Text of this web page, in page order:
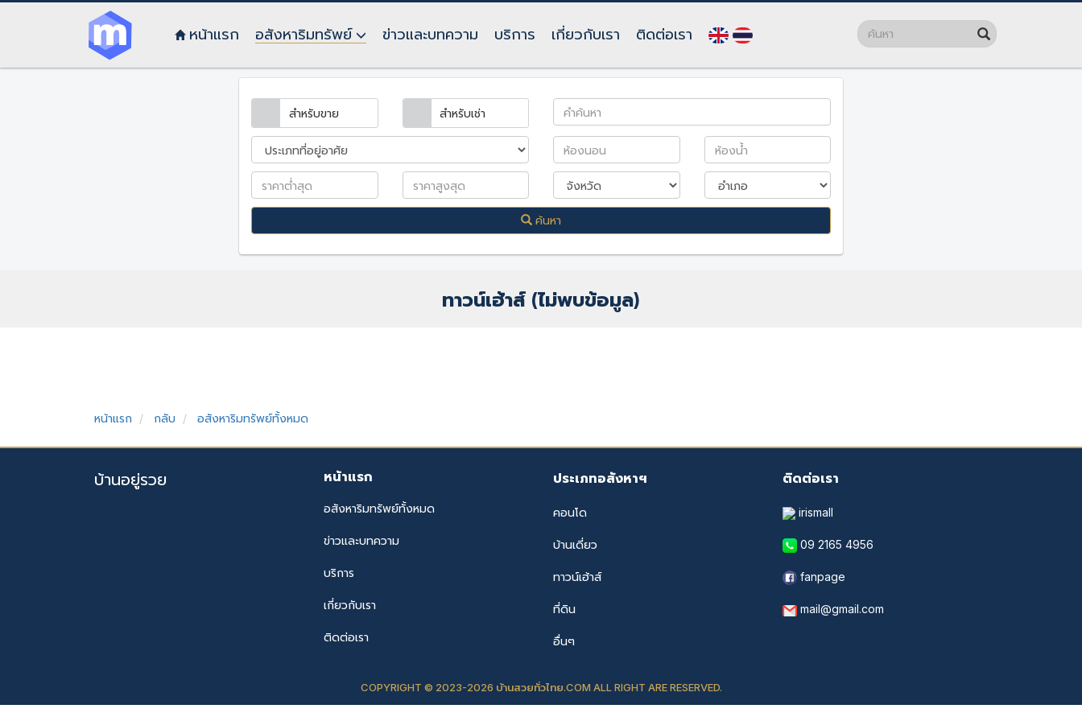
หน้าแรก อสังหาริมทรัพย์ ข่าวและบทความ บริการ เกี่ยวกับเรา ติดต่อเรา
สำหรับขาย สำหรับเช่า
ค้นหา
ทาวน์เฮ้าส์ (ไม่พบข้อมูล)
หน้าแรก กลับ อสังหาริมทรัพย์ทั้งหมด
บ้านอยู่รวย หน้าแรก
อสังหาริมทรัพย์ทั้งหมด
ข่าวและบทความ
บริการ
เกี่ยวกับเรา
ติดต่อเรา
ประเภทอสังหาฯ
คอนโด
บ้านเดี่ยว
ทาวน์เฮ้าส์
ที่ดิน
อื่นๆ
ติดต่อเรา
irismall
09 2165 4956
fanpage
mail@gmail.com
COPYRIGHT © 2023-2026 บ้านสวยทั่วไทย.COM ALL RIGHT ARE RESERVED.